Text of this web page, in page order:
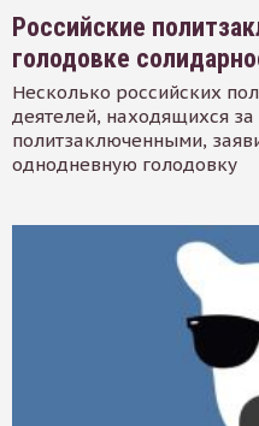
Российские
голодовке
Несколько российских
деятелей, находящихся
политзаключенными,
однодневную голодовку